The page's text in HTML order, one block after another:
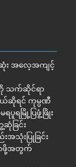
အလေ့အကျင့်
ကို သက်ဆိုင်ရာ
ဆိုရင် ကုမ္ပဏီ
ရမြို့ပြဖွံ့ဖြိုး
ဆုံခြင်း
အသုံးပြုခြင်း
စေဖို့အတွက်